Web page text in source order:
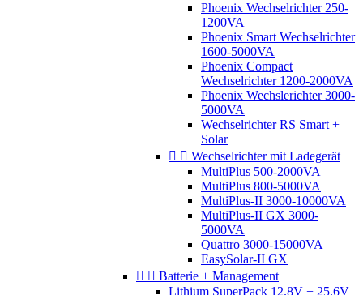
Phoenix Wechselrichter 250-
1200VA
Phoenix Smart Wechselrichter
1600-5000VA
Phoenix Compact
Wechselrichter 1200-2000VA
Phoenix Wechslerichter 3000-
5000VA
Wechselrichter RS Smart +
Solar
  Wechselrichter mit Ladegerät
MultiPlus 500-2000VA
MultiPlus 800-5000VA
MultiPlus-II 3000-10000VA
MultiPlus-II GX 3000-
5000VA
Quattro 3000-15000VA
EasySolar-II GX
  Batterie + Management
Lithium SuperPack 12.8V + 25.6V